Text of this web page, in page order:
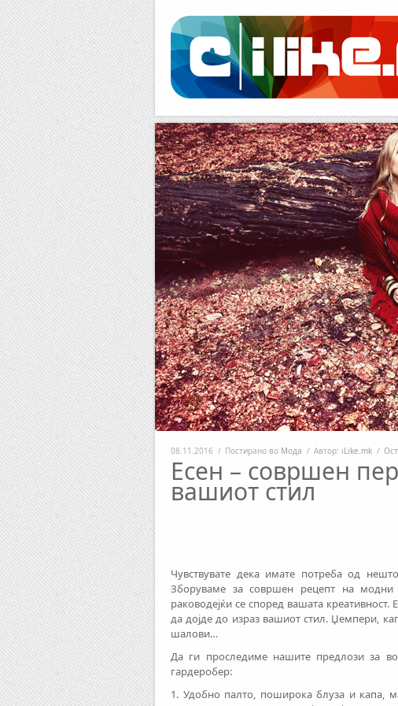
Facebook
RSS
08.11.2016 / Постирано во Мода / Автор: iLike.mk /
Есен – совршен
вашиот стил
Чувствувате дека имате потреба од
Зборуваме за совршен рецепт на
раководејќи се според вашата
да дојде до израз вашиот стил. Џемпери,
шалови…
Да ги проследиме нашите предлози за
гардеробер:
1. Удобно палто, поширока блуза и капа,